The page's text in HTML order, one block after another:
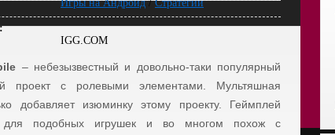
Игры на Андроид/Стратегии
IGG.COM
– небезызвестный и довольно-таки популярный
проект с ролевыми элементами. Мультяшная
добавляет изюминку этому проекту. Геймплей
для подобных игрушек и во многом похож с